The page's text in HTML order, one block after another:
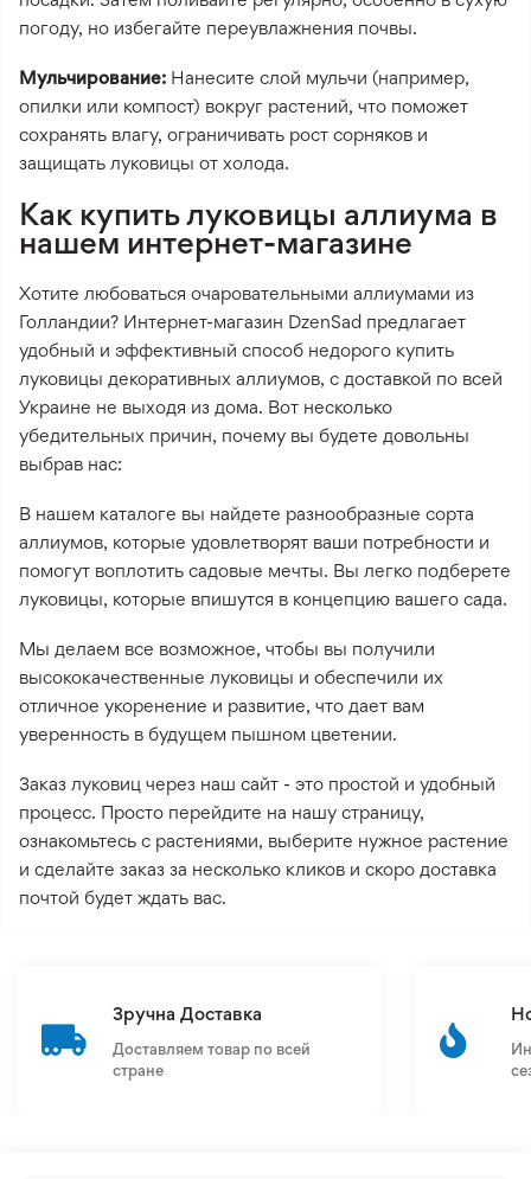
погоду, но избегайте переувлажнения почвы.
Мульчирование: Нанесите слой мульчи (например,
опилки или компост) вокруг растений, что поможет
сохранять влагу, ограничивать рост сорняков и
защищать луковицы от холода.
Как купить луковицы аллиума в
нашем интернет-магазине
Хотите любоваться очаровательными аллиумами из
Голландии? Интернет-магазин DzenSad предлагает
удобный и эффективный способ недорого купить
луковицы декоративных аллиумов, с доставкой по всей
Украине не выходя из дома. Вот несколько
убедительных причин, почему вы будете довольны
выбрав нас:
В нашем каталоге вы найдете разнообразные сорта
аллиумов, которые удовлетворят ваши потребности и
помогут воплотить садовые мечты. Вы легко подберете
луковицы, которые впишутся в концепцию вашего сада.
Мы делаем все возможное, чтобы вы получили
высококачественные луковицы и обеспечили их
отличное укоренение и развитие, что дает вам
уверенность в будущем пышном цветении.
Заказ луковиц через наш сайт - это простой и удобный
процесс. Просто перейдите на нашу страницу,
ознакомьтесь с растениями, выберите нужное растение
и сделайте заказ за несколько кликов и скоро доставка
почтой будет ждать вас.
Зручна Доставка
Доставляем товар по всей
стране